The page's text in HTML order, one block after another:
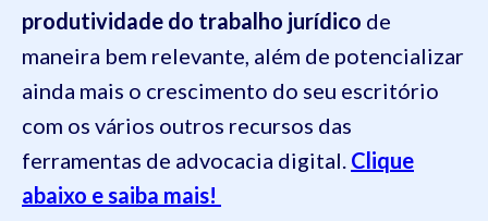
produtividade do trabalho jurídico de
maneira bem relevante, além de potencializar
ainda mais o crescimento do seu escritório
com os vários outros recursos das
ferramentas de advocacia digital. Clique
abaixo e saiba mais!